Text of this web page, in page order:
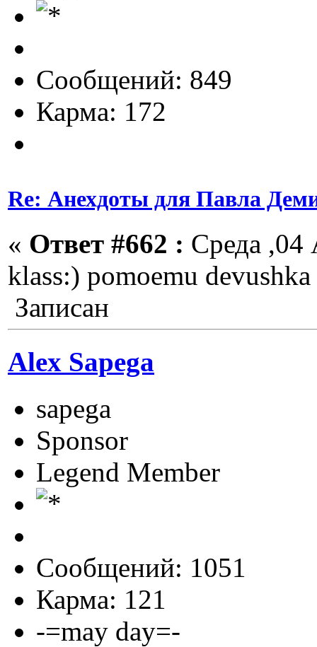
Сообщений: 849
Карма: 172
Re: Анехдоты для Павла
« Ответ #662 : Среда ,04
klass:) pomoemu
Записан
Alex Sapega
sapega
Sponsor
Legend Member
Сообщений: 1051
Карма: 121
-=may day=-